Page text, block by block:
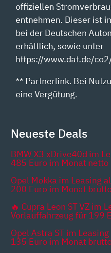
offiziellen
entnehmen. Dieser ist
bei der Deutschen
erhältlich, sowie unter
https://www.dat.de/
** Partnerlink. Bei
eine Vergütung.
Neueste Deals
BMW X3 xDrive40d im
485 Euro im Monat netto
Opel Mokka im Leasing
200 Euro im Monat
🔥 Cupra Leon ST VZ im
Vorlauffahrzeug für 199
Opel Astra ST im
135 Euro im Monat